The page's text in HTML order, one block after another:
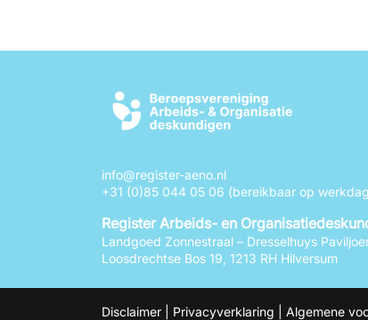
info@register-aeno.nl
+31 (0)85 044 05 06 (bereikbaar op
Register Arbeids- en
Landgoed Zonnestraal – Dresselhuys
Loosdrechtse Bos 19, 1213 RH Hilversum
Disclaimer Privacyverklaring Algemene